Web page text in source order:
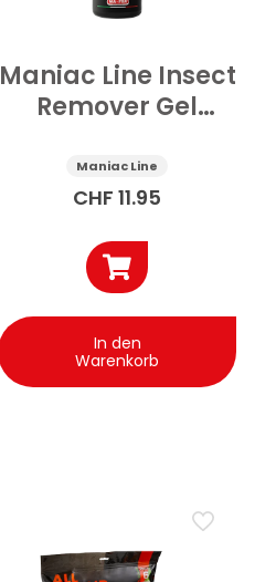
Maniac Line Insect
Remover Gel
500 ml
Maniac Line
CHF 11.95
In den
Warenkorb